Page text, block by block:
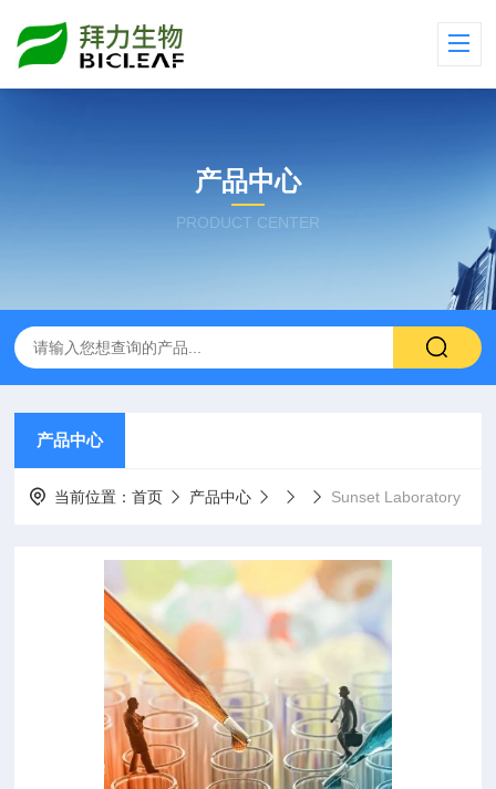
产品中心
PRODUCT CENTER
产品中心
当前位置：首页 产品中心 Sunset Laboratory